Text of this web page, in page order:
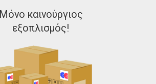
Μόνο καινούργιος
εξοπλισμός!